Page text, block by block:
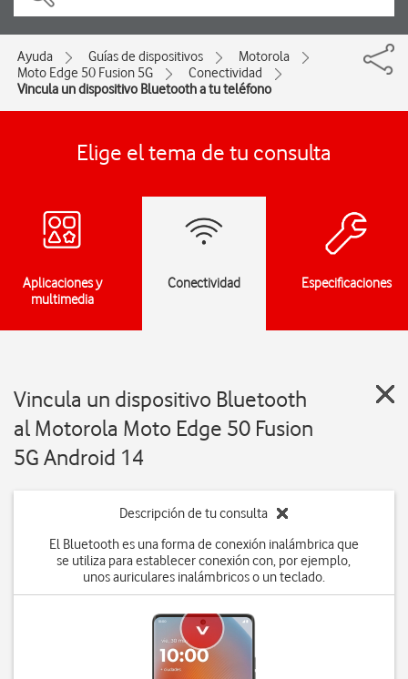
Ayuda Guías de dispositivos
Motorola
Moto Edge 50 Fusion 5G
Conectividad
Vincula un dispositivo Bluetooth a tu teléfono
Elige el tema de tu consulta
Aplicaciones y
multimedia
Conectividad Especificaciones
Vincula un dispositivo Bluetooth
al Motorola Moto Edge 50 Fusion
5G Android 14
Descripción de tu consulta
El Bluetooth es una forma de conexión inalámbrica que
se utiliza para establecer conexión con, por ejemplo,
unos auriculares inalámbricos o un teclado.